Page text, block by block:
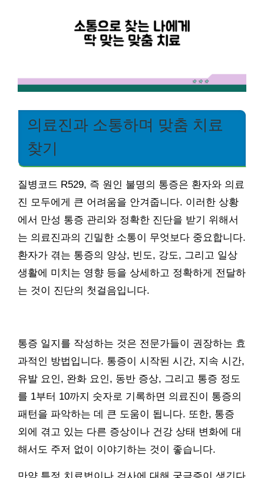
의료진과 소통하며 맞춤 치료
찾기
질병코드 R529, 즉 원인 불명의 통증은 환자와 의료
진 모두에게 큰 어려움을 안겨줍니다. 이러한 상황
에서 만성 통증 관리와 정확한 진단을 받기 위해서
는 의료진과의 긴밀한 소통이 무엇보다 중요합니다.
환자가 겪는 통증의 양상, 빈도, 강도, 그리고 일상
생활에 미치는 영향 등을 상세하고 정확하게 전달하
는 것이 진단의 첫걸음입니다.
통증 일지를 작성하는 것은 전문가들이 권장하는 효
과적인 방법입니다. 통증이 시작된 시간, 지속 시간,
유발 요인, 완화 요인, 동반 증상, 그리고 통증 정도
를 1부터 10까지 숫자로 기록하면 의료진이 통증의
패턴을 파악하는 데 큰 도움이 됩니다. 또한, 통증
외에 겪고 있는 다른 증상이나 건강 상태 변화에 대
해서도 주저 없이 이야기하는 것이 좋습니다.